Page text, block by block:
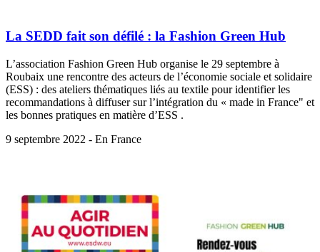
La SEDD fait son défilé : la Fashion Green Hub
L’association Fashion Green Hub organise le 29 septembre à
Roubaix une rencontre des acteurs de l’économie sociale et solidaire
(ESS) : des ateliers thématiques liés au textile pour identifier les
recommandations à diffuser sur l’intégration du « made in France" et
les bonnes pratiques en matière d’ESS .
9 septembre 2022 - En France